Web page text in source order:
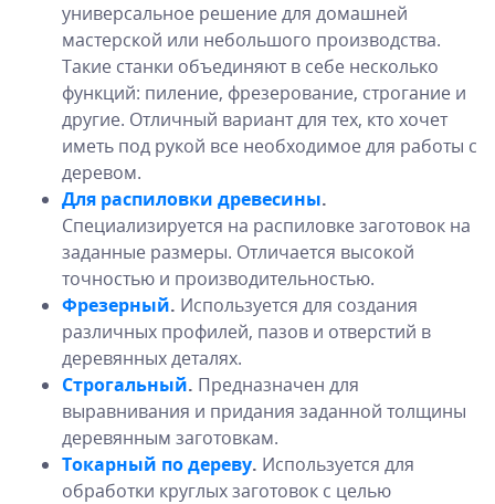
универсальное решение для домашней
мастерской или небольшого производства.
Такие станки объединяют в себе несколько
функций: пиление, фрезерование, строгание и
другие. Отличный вариант для тех, кто хочет
иметь под рукой все необходимое для работы с
деревом.
Для распиловки древесины.
Специализируется на распиловке заготовок на
заданные размеры. Отличается высокой
точностью и производительностью.
Фрезерный. Используется для создания
различных профилей, пазов и отверстий в
деревянных деталях.
Строгальный. Предназначен для
выравнивания и придания заданной толщины
деревянным заготовкам.
Токарный по дереву. Используется для
обработки круглых заготовок с целью